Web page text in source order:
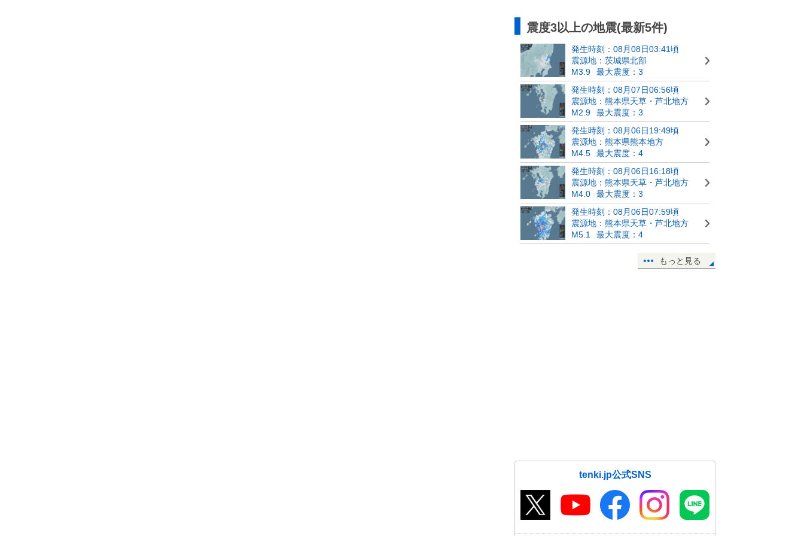
震度3以上の地震(最新5件)
発生時刻：08月08日03:41頃
震源地：茨城県北部
M3.9
最大震度：3
発生時刻：08月07日06:56頃
震源地：熊本県天草・芦北地方
M2.9
最大震度：3
発生時刻：08月06日19:49頃
震源地：熊本県熊本地方
M4.5
最大震度：4
発生時刻：08月06日16:18頃
震源地：熊本県天草・芦北地方
M4.0
最大震度：3
発生時刻：08月06日07:59頃
震源地：熊本県天草・芦北地方
M5.1
最大震度：4
もっと見る
tenki.jp公式SNS